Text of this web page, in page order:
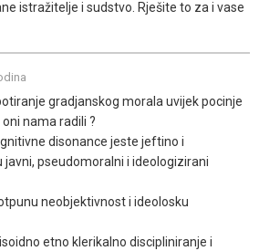
istražitelje i sudstvo. Rješite to za i vase
gradjanskog morala uvijek pocinje
nama radili ?
disonance jeste jeftino i
pseudomoralni i ideologizirani
neobjektivnost i ideolosku
etno klerikalno discipliniranje i